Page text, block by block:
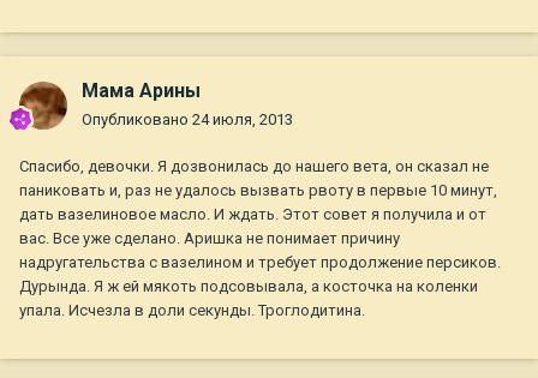
Мама Арины
Опубликовано 24 июля, 2013
Спасибо, девочки. Я дозвонилась до нашего вета, он сказал не
паниковать и, раз не удалось вызвать рвоту в первые 10 минут,
дать вазелиновое масло. И ждать. Этот совет я получила и от
вас. Все уже сделано. Аришка не понимает причину
надругательства с вазелином и требует продолжение персиков.
Дурында. Я ж ей мякоть подсовывала, а косточка на коленки
упала. Исчезла в доли секунды. Троглодитина.